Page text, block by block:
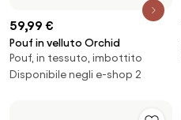
389 €
Poggiapiedi da divano in pelle
Hunter
Pouf, in pelle, moderno